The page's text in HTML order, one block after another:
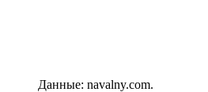
Данные: navalny.com.